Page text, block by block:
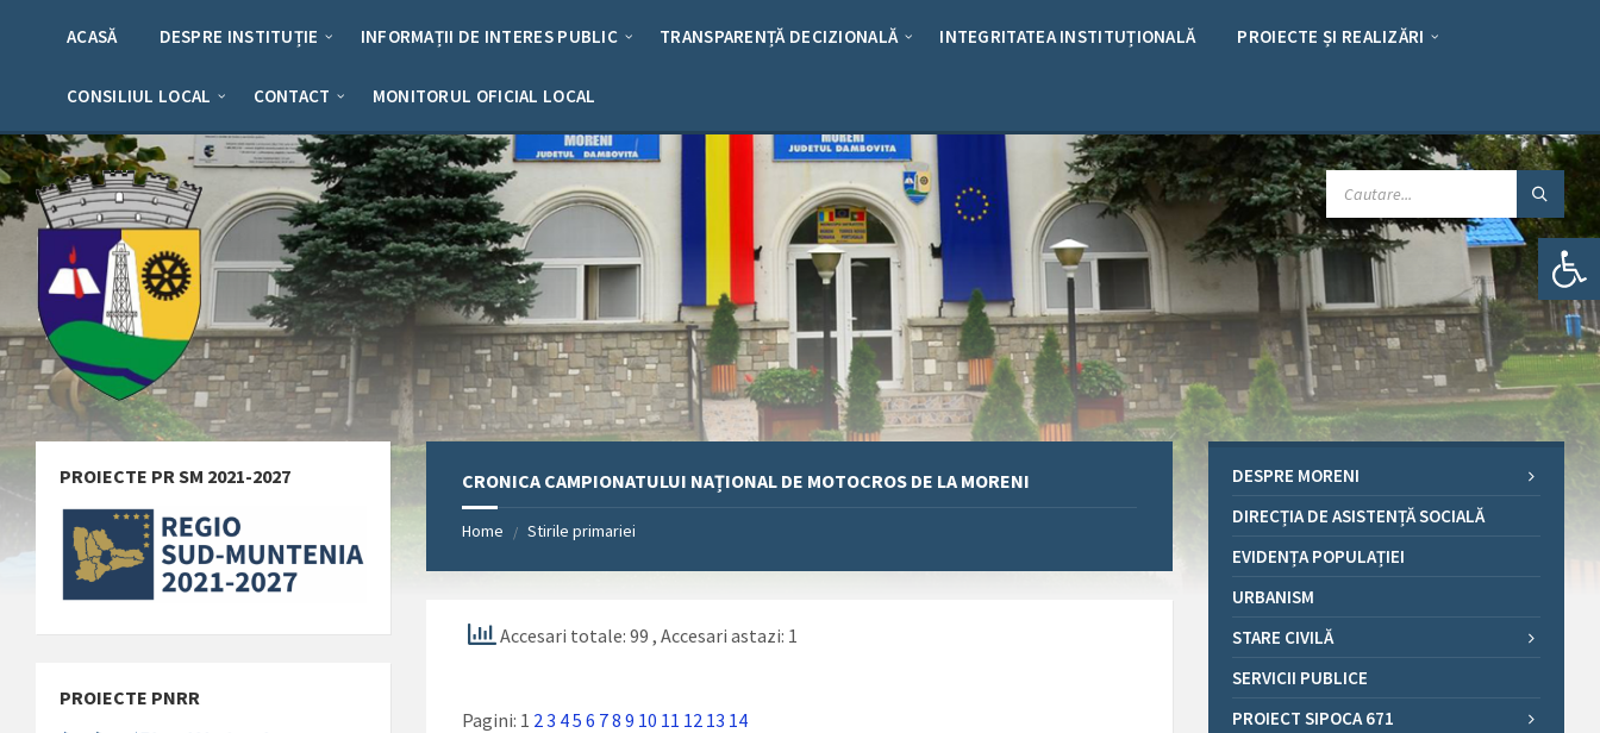
Deschide bara de unelte
ACASĂ DESPRE INSTITUȚIE INFORMAȚII DE INTERES PUBLIC TRANSPARENȚĂ DECIZIONALĂ INTEGRITATEA INSTITUȚIONALĂ PROIECTE ȘI REALIZĂRI
CONSILIUL LOCAL CONTACT MONITORUL OFICIAL LOCAL
CAUTARE:
CRONICA CAMPIONATULUI NAȚIONAL DE MOTOCROS DE LA MORENI
Home / Stirile primariei
Accesari totale: 99, Accesari astazi: 1
Pagini: 1 2 3 45 6 78 9 10 11 12 13 14
PROIECTE PR SM 2021-2027
PROIECTE PNRR
DESPRE MORENI
DIRECȚIA DE ASISTENȚĂ SOCIALĂ
EVIDENȚA POPULAȚIEI
URBANISM
STARE CIVILĂ
SERVICII PUBLICE
PROIECT SIPOCA 671